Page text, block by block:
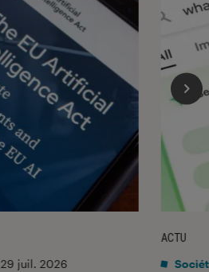
29 juil. 2026
ACTU